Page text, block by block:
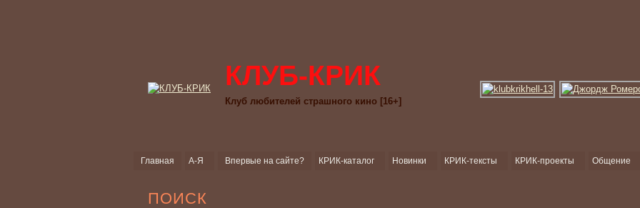
КЛУБ-КРИК
Клуб любителей страшного кино [16+]
Главная А-Я Впервые на сайте? КРИК-каталог Новинки КРИК-тексты КРИК-проекты Общение
ПОИСК